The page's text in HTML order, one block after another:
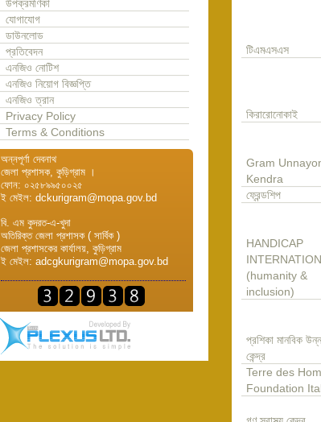
উপক্রমণিকা
যোগাযোগ
ডাউনলোড
প্রতিবেদন
এনজিও নোটিশ
এনজিও নিয়োগ বিজ্ঞপ্তি
এনজিও ত্রান
Privacy Policy
Terms & Conditions
অন্নপূর্ণা দেবনাথ
জেলা প্রশাসক, কুড়িগ্রাম ।
ফোন: ০২৫৮৯৯৫০০২৫
ই মেইল: dckurigram@mopa.gov.bd
বি. এম কুদরত-এ-খুদা
অতিরিক্ত জেলা প্রশাসক ( সার্বিক )
জেলা প্রশাসকের কার্যালয়, কুড়িগ্রাম
ই মেইল: adcgkurigram@mopa.gov.bd
টিএমএসএস
কিরারোনোকাই
Gram
Kendra
ফ্রেন্ডশিপ
HANDICAP
(humanity &
inclusion)
প্রশিকা মানবিক
কেন্দ্র
Terre des
Foundation